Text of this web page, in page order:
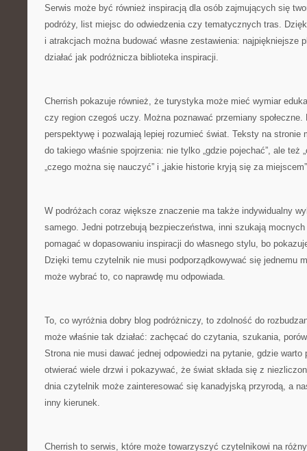
Serwis może być również inspiracją dla osób zajmujących się
podróży, list miejsc do odwiedzenia czy tematycznych tras.
i atrakcjach można budować własne zestawienia: najpiękniejsze
działać jak podróżnicza biblioteka inspiracji.
Cherrish pokazuje również, że turystyka może mieć wymiar
czy region czegoś uczy. Można poznawać przemiany społeczne.
perspektywę i pozwalają lepiej rozumieć świat. Teksty na stronie
do takiego właśnie spojrzenia: nie tylko „gdzie pojechać”, ale też
„czego można się nauczyć” i „jakie historie kryją się za
W podróżach coraz większe znaczenie ma także indywidualny
samego. Jedni potrzebują bezpieczeństwa, inni szukają
pomagać w dopasowaniu inspiracji do własnego stylu, bo
Dzięki temu czytelnik nie musi podporządkowywać się jednemu
może wybrać to, co naprawdę mu odpowiada.
To, co wyróżnia dobry blog podróżniczy, to zdolność do
może właśnie tak działać: zachęcać do czytania, szukania,
Strona nie musi dawać jednej odpowiedzi na pytanie, gdzie warto
otwierać wiele drzwi i pokazywać, że świat składa się z
dnia czytelnik może zainteresować się kanadyjską przyrodą, a
inny kierunek.
Cherrish to serwis, które może towarzyszyć czytelnikowi na